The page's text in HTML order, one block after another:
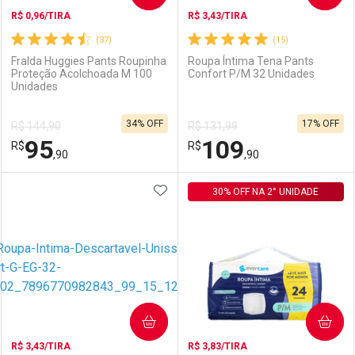
Comprar sem Desconto
Por R$ 102,99/cada
Comprar sem Desconto
Por R$ 102,99/cada
Comprar sem Desconto
Por R$ 92,09/cada
Comprar sem Desconto
Por R$ 92,09/cada
(37)
R$ 0,96/TIRA
Fralda Huggies Pants Roupinha
Proteção Acolchoada M 100
Unidades
R$ 144,90
R$95,90
34% OFF
Laboratório
Por Menos
(15)
R$ 3,43/TIRA
Roupa Íntima Tena Pants
Confort P/M 32 Unidades
R$ 131,99
R$109,90
17% OFF
R$ 3,43/TIRA
ADICIONAR AOS FAVORITOS
COMPRAR
R$ 3,83/TIRA
30% OFF NA 2° UNIDADE
COMPRAR